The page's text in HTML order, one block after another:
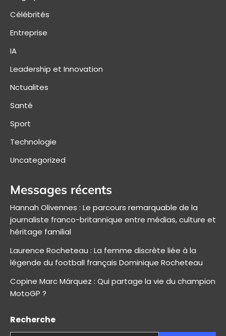
Célébrités
Entreprise
IA
Leadership et Innovation
Nctualites
Santé
Sport
Technologie
Uncategorized
Messages récents
Hannah Olivennes : Le parcours remarquable de la
journaliste franco-britannique entre médias, culture et
héritage familial
Laurence Rocheteau : La femme discrète liée à la
légende du football français Dominique Rocheteau
Copine Marc Márquez : Qui partage la vie du champion
MotoGP ?
Recherche